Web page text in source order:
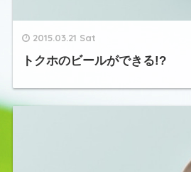
2015.03.21 Sat
トクホのビールができる!?